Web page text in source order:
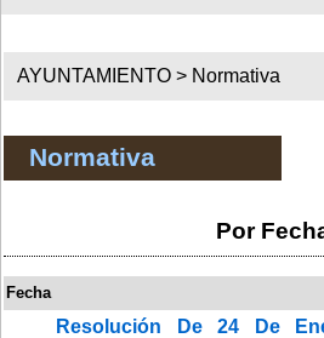
AYUNTAMIENTO > Normativa
Normativa
Por
Fecha
Resolución De 24 De